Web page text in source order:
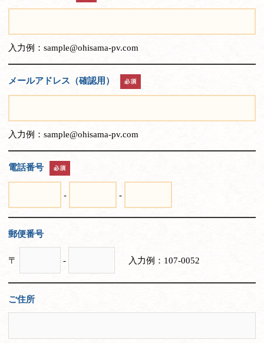
入力例：sample@ohisama-pv.com
メールアドレス（確認用）
入力例：sample@ohisama-pv.com
電話番号
- -
郵便番号
〒 - 入力例：107-0052
ご住所